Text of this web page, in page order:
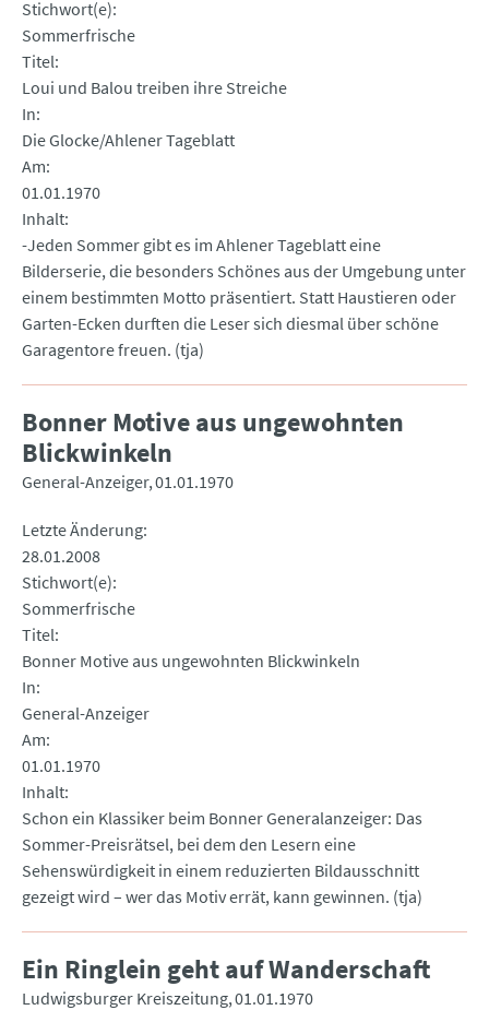
Stichwort(e)
Sommerfrische
Titel
Loui und Balou treiben ihre Streiche
In
Die Glocke/Ahlener Tageblatt
Am
01.01.1970
Inhalt
-Jeden Sommer gibt es im Ahlener Tageblatt eine
Bilderserie, die besonders Schönes aus der Umgebung unter
einem bestimmten Motto präsentiert. Statt Haustieren oder
Garten-Ecken durften die Leser sich diesmal über schöne
Garagentore freuen. (tja)
Bonner Motive aus ungewohnten
Blickwinkeln
General-Anzeiger 01.01.1970
Letzte Änderung
28.01.2008
Stichwort(e)
Sommerfrische
Titel
Bonner Motive aus ungewohnten Blickwinkeln
In
General-Anzeiger
Am
01.01.1970
Inhalt
Schon ein Klassiker beim Bonner Generalanzeiger: Das
Sommer-Preisrätsel, bei dem den Lesern eine
Sehenswürdigkeit in einem reduzierten Bildausschnitt
gezeigt wird – wer das Motiv errät, kann gewinnen. (tja)
Ein Ringlein geht auf Wanderschaft
Ludwigsburger Kreiszeitung 01.01.1970